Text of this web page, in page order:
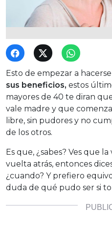
Esto de empezar a
sus beneficios, estos
mayores de 40 te diran
vale madre y que
libre, sin pudores y no
de los otros.
Es que, ¿sabes? Ves que
vuelta atrás, entonces
¿cuando? Y prefiero
duda de qué pudo ser si